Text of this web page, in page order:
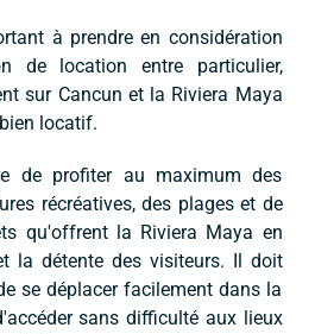
à prendre en considération
de location entre particulier,
sur Cancun et la Riviera Maya
locatif.
de profiter au maximum des
récréatives, des plages et de
qu'offrent la Riviera Maya en
la détente des visiteurs. Il doit
se déplacer facilement dans la
sans difficulté aux lieux